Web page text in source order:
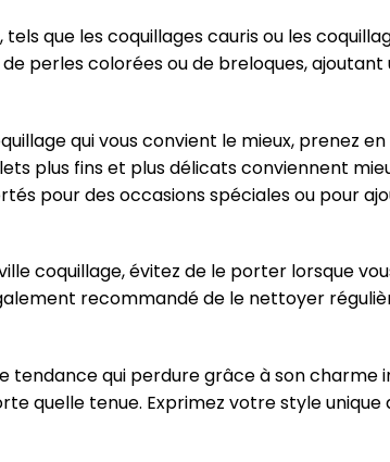
que les coquillages cauris ou les
perles colorées ou de breloques,
qui vous convient le mieux, prenez
plus fins et plus délicats conviennent
pour des occasions spéciales ou pour
coquillage, évitez de le porter lorsque
recommandé de le nettoyer
tendance qui perdure grâce à son
quelle tenue. Exprimez votre style